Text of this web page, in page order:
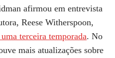
afirmou em entrevista
Reese Witherspoon,
terceira temporada. No
mais atualizações sobre